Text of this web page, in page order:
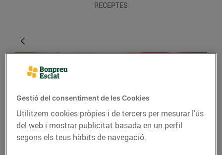
RECEPTES
Gestió del consentiment de les Cookies
Utilitzem cookies pròpies i de tercers per mesurar l’ús
del web i mostrar publicitat basada en un perfil
segons els teus hàbits de navegació.